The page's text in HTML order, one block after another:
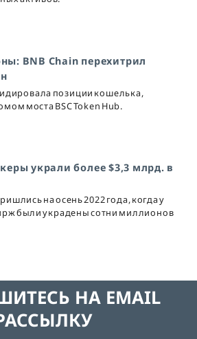
BNB Chain перехитрил
позиции кошелька,
моста BSC Token Hub.
украли более $3,3 млрд. в
на осень 2022 года, когда у
были украдены сотни миллионов
НА EMAIL